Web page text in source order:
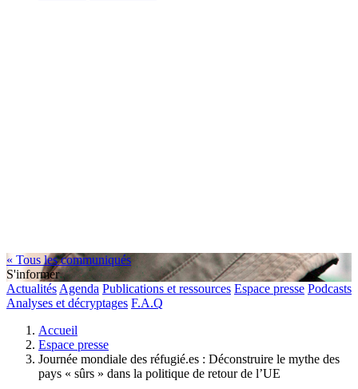
« Tous les communiqués
S'informer
Actualités Agenda Publications et ressources Espace presse Podcasts
Analyses et décryptages F.A.Q
Accueil
Espace presse
Journée mondiale des réfugié.es : Déconstruire le mythe des
pays « sûrs » dans la politique de retour de l’UE